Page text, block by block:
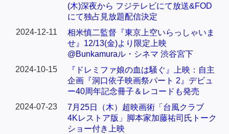
(木)深夜から フジテレビにて放送&FOD
にて独占見放題配信決定
2024-12-11
相米慎二監督『東京上空いらっしゃいま
せ』12/13(金)より限定上映
@Bunkamuraル・シネマ 渋谷宮下
2024-10-15
『ドレミファ娘の血は騒ぐ』上映：自主
企画『洞口依子映画祭パート 2』デビュ
ー40周年記念冊子＆レコードも発売
2024-07-23
7月25日（木）超映画術「台風クラブ
4Kレストア版」脚本家加藤祐司氏トーク
ショー付き上映